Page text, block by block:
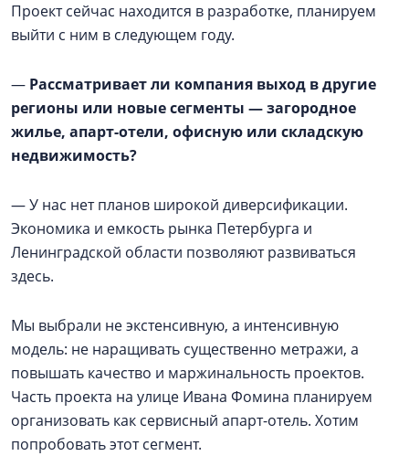
Проект сейчас находится в разработке, планируем
выйти с ним в следующем году.
— Рассматривает ли компания выход в другие
регионы или новые сегменты — загородное
жилье, апарт-отели, офисную или складскую
недвижимость?
— У нас нет планов широкой диверсификации.
Экономика и емкость рынка Петербурга и
Ленинградской области позволяют развиваться
здесь.
Мы выбрали не экстенсивную, а интенсивную
модель: не наращивать существенно метражи, а
повышать качество и маржинальность проектов.
Часть проекта на улице Ивана Фомина планируем
организовать как сервисный апарт-отель. Хотим
попробовать этот сегмент.